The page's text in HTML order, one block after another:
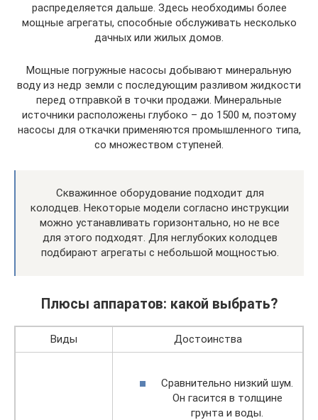
распределяется дальше. Здесь необходимы более
мощные агрегаты, способные обслуживать несколько
дачных или жилых домов.
Мощные погружные насосы добывают минеральную
воду из недр земли с последующим разливом жидкости
перед отправкой в точки продажи. Минеральные
источники расположены глубоко – до 1500 м, поэтому
насосы для откачки применяются промышленного типа,
со множеством ступеней.
Скважинное оборудование подходит для
колодцев. Некоторые модели согласно инструкции
можно устанавливать горизонтально, но не все
для этого подходят. Для неглубоких колодцев
подбирают агрегаты с небольшой мощностью.
Плюсы аппаратов: какой выбрать?
Виды Достоинства
Сравнительно низкий шум.
Он гасится в толщине
грунта и воды.